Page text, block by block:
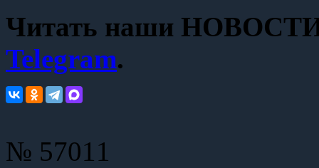
Читать наши НОВОСТИ
Telegram.
№ 57011